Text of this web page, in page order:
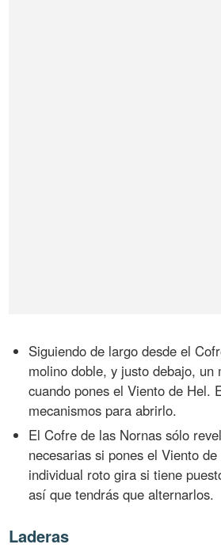
Siguiendo de largo desde el
molino doble, y justo debajo, un
cuando pones el Viento de Hel.
mecanismos para abrirlo.
El Cofre de las Nornas sólo
necesarias si pones el Viento
individual roto gira si tiene
así que tendrás que alternarlos.
Laderas